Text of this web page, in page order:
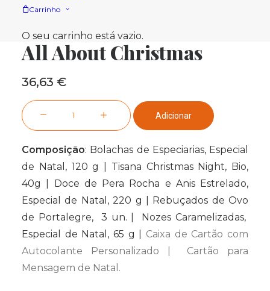
Carrinho
O seu carrinho está vazio.
All About Christmas
36,63 €
Quantidade
de
About
Christmas
Adicionar
Composição: Bolachas de Especiarias, Especial
de Natal, 120 g | Tisana Christmas Night, Bio,
40g | Doce de Pera Rocha e Anis Estrelado,
Especial de Natal, 220 g | Rebuçados de Ovo
de Portalegre, 3 un. | Nozes Caramelizadas,
Especial de Natal, 65 g | Caixa de Cartão com
Autocolante Personalizado | Cartão para
Mensagem de Natal.